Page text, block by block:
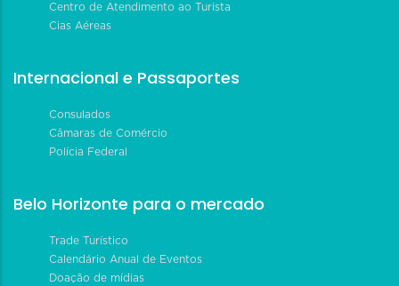
Centro de Atendimento ao Turista
Cias Aéreas
Internacional e Passaportes
Consulados
Câmaras de Comércio
Polícia Federal
Belo Horizonte para o mercado
Trade Turístico
Calendário Anual de Eventos
Doação de mídias